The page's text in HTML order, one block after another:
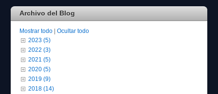
Archivo del Blog
Mostrar todo |Ocultar todo
2023 (5)
2022 (3)
2021 (5)
2020 (5)
2019 (9)
2018 (14)